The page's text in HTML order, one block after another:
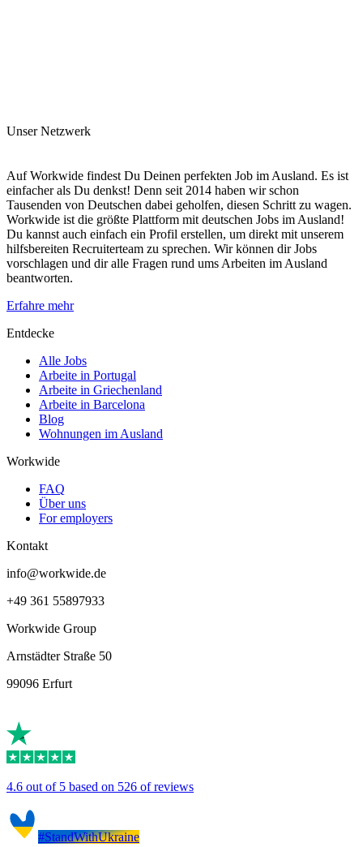
Unser Netzwerk
Auf Workwide findest Du Deinen perfekten Job im Ausland. Es ist
einfacher als Du denkst! Denn seit 2014 haben wir schon
Tausenden von Deutschen dabei geholfen, diesen Schritt zu wagen.
Workwide ist die größte Plattform mit deutschen Jobs im Ausland!
Du kannst auch einfach ein Profil erstellen, um direkt mit unserem
hilfsbereiten Recruiterteam zu sprechen. Wir können dir Jobs
vorschlagen und dir alle Fragen rund ums Arbeiten im Ausland
beantworten.
Erfahre mehr
Entdecke
Alle Jobs
Arbeite in Portugal
Arbeite in Griechenland
Arbeite in Barcelona
Blog
Wohnungen im Ausland
Workwide
FAQ
Über uns
For employers
Kontakt
info@workwide.de
+49 361 55897933
Workwide Group
Arnstädter Straße 50
99096 Erfurt
4.6 out of 5 based on 526 of reviews
#StandWithUkraine